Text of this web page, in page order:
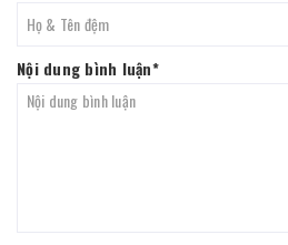
Nội dung bình luận*